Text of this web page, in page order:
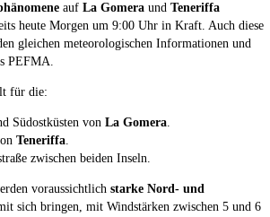
auf La Gomera und Teneriffa
heute Morgen um 9:00 Uhr in Kraft. Auch diese
gleichen meteorologischen Informationen und
PEFMA.
für die:
Südostküsten von La Gomera.
Teneriffa.
zwischen beiden Inseln.
voraussichtlich starke Nord- und
sich bringen, mit Windstärken zwischen 5 und 6